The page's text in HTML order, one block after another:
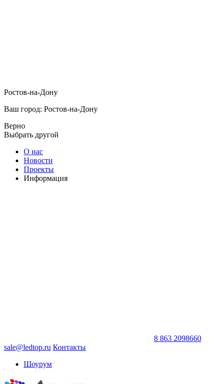
Ростов-на-Дону
Ваш город: Ростов-на-Дону
Верно
Выбрать другой
О нас
Новости
Проекты
Информация
8 863 2098660
sale@ledtop.ru Контакты
Шоурум